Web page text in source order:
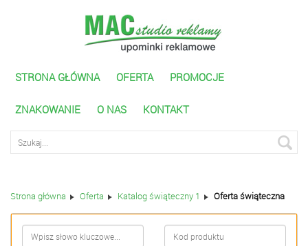
STRONA GŁÓWNA OFERTA PROMOCJE
ZNAKOWANIE O NAS KONTAKT
Strona główna Oferta Katalog świąteczny 1 Oferta świąteczna